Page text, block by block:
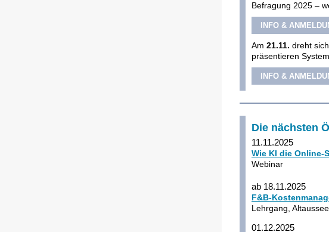
Befragung 2025 –
INFO &
Am 21.11. dreht
präsentieren
INFO &
Die nächsten
11.11.2025
Wie KI die Online-
Webinar
ab 18.11.2025
F&B-
Lehrgang, Altaussee
01.12.2025